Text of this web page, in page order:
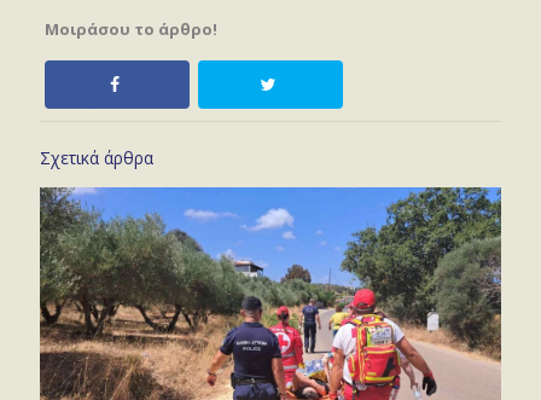
Μοιράσου το άρθρο!
Σχετικά άρθρα